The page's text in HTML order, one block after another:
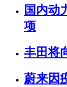
国内动
项
丰田将
蔚来因